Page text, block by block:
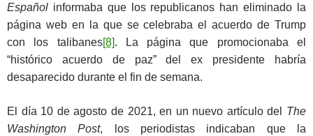
Español informaba que los republicanos han eliminado la
página web en la que se celebraba el acuerdo de Trump
con los talibanes[8]. La página que promocionaba el
“histórico acuerdo de paz” del ex presidente habría
desaparecido durante el fin de semana.
El día 10 de agosto de 2021, en un nuevo artículo del The
Washington Post, los periodistas indicaban que la